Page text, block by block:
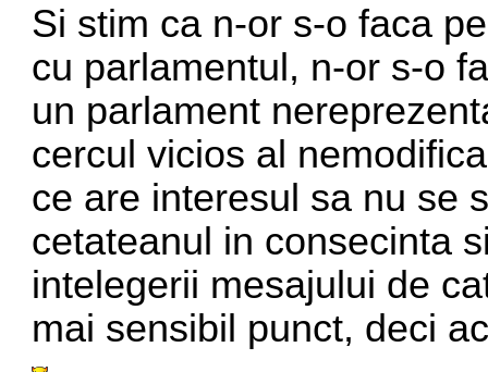
Si stim ca n-or s-o faca
cu parlamentul, n-or s-o
un parlament
cercul vicios al
ce are interesul sa nu se
cetateanul in consecinta
intelegerii mesajului de
mai sensibil punct, deci